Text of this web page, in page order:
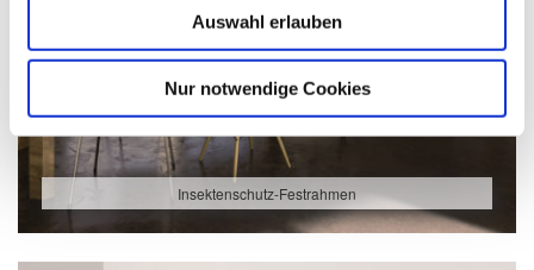
Auswahl erlauben
Nur notwendige Cookies
Insektenschutz-Festrahmen